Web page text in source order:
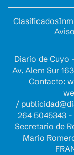
Clasificados
Diario de Cuyo
Av. Alem Sur
Contacto:
/
264 5045343 -
Secretario de
Mario